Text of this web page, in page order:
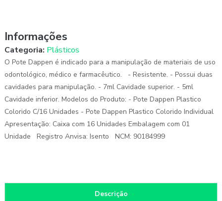
Informações
Categoria: Plásticos
O Pote Dappen é indicado para a manipulação de materiais de uso
odontológico, médico e farmacêutico. - Resistente. - Possui duas
cavidades para manipulação. - 7ml Cavidade superior. - 5ml
Cavidade inferior. Modelos do Produto: - Pote Dappen Plastico
Colorido C/16 Unidades - Pote Dappen Plastico Colorido Individual
Apresentação: Caixa com 16 Unidades Embalagem com 01
Unidade Registro Anvisa: Isento NCM: 90184999
Descrição